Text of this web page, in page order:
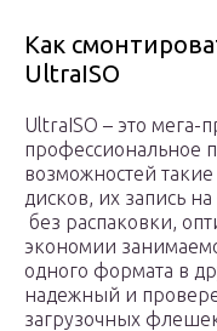
Как
UltraISO
UltraISO – это мега-
профессиональное
возможностей
дисков, их запись
без распаковки,
экономии
одного формата в
надежный и
загрузочных